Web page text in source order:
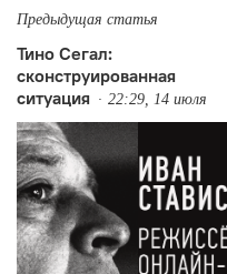
Предыдущая статья
Тино Сегал:
сконструированная
ситуация
22:29, 14 июля